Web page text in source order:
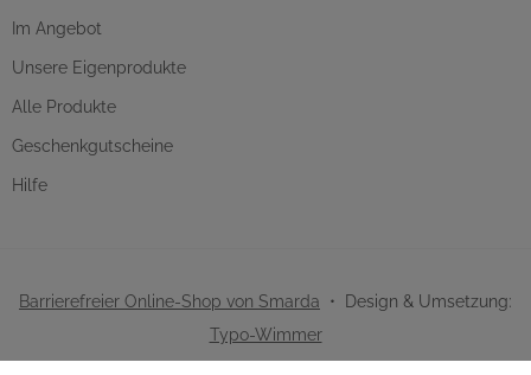
Im Angebot
Unsere Eigenprodukte
Alle Produkte
Geschenkgutscheine
Hilfe
Barrierefreier Online-Shop von Smarda • Design & Umsetzung:
Typo-Wimmer